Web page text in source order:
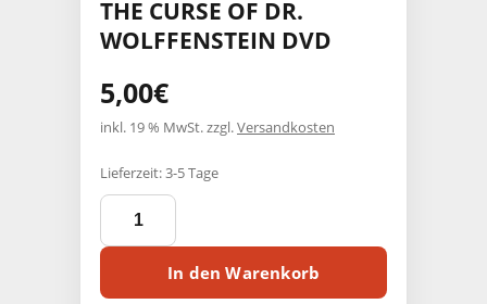
THE CURSE OF DR.
WOLFFENSTEIN DVD
5,00€
inkl. 19 % MwSt.zzgl.Versandkosten
Lieferzeit:3-5 Tage
THE
CURSE
OF
WOLFFENSTEIN
In den Warenkorb